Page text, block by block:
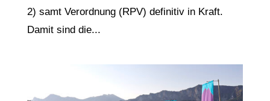
2) samt Verordnung (RPV) definitiv in Kraft.
Damit sind die...